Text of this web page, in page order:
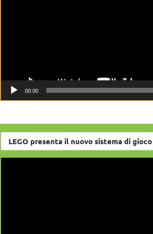
00:00
LEGO presenta il nuovo sistema di